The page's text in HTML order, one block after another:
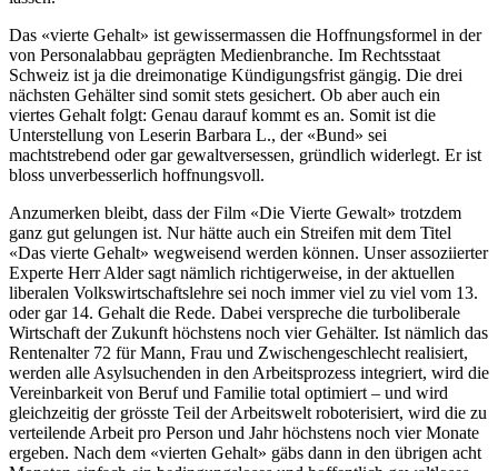
Das «vierte Gehalt» ist gewissermassen die Hoffnungsformel in der
von Personalabbau geprägten Medienbranche. Im Rechtsstaat
Schweiz ist ja die dreimonatige Kündigungsfrist gängig. Die drei
nächsten Gehälter sind somit stets gesichert. Ob aber auch ein
viertes Gehalt folgt: Genau darauf kommt es an. Somit ist die
Unterstellung von Leserin Barbara L., der «Bund» sei
machtstrebend oder gar gewaltversessen, gründlich widerlegt. Er ist
bloss unverbesserlich hoffnungsvoll.
Anzumerken bleibt, dass der Film «Die Vierte Gewalt» trotzdem
ganz gut gelungen ist. Nur hätte auch ein Streifen mit dem Titel
«Das vierte Gehalt» wegweisend werden können. Unser assoziierter
Experte Herr Alder sagt nämlich richtigerweise, in der aktuellen
liberalen Volkswirtschaftslehre sei noch immer viel zu viel vom 13.
oder gar 14. Gehalt die Rede. Dabei verspreche die turboliberale
Wirtschaft der Zukunft höchstens noch vier Gehälter. Ist nämlich das
Rentenalter 72 für Mann, Frau und Zwischengeschlecht realisiert,
werden alle Asylsuchenden in den Arbeitsprozess integriert, wird die
Vereinbarkeit von Beruf und Familie total optimiert – und wird
gleichzeitig der grösste Teil der Arbeitswelt roboterisiert, wird die zu
verteilende Arbeit pro Person und Jahr höchstens noch vier Monate
ergeben. Nach dem «vierten Gehalt» gäbs dann in den übrigen acht